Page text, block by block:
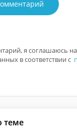
я соглашаюсь
в соответствии с
теме